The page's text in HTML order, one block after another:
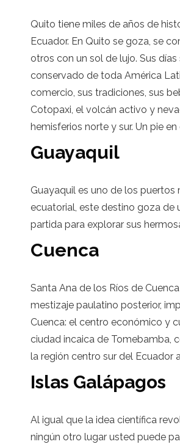
Quito tiene miles de años de
Ecuador. En Quito se goza, se
otros con un sol de lujo. Sus
conservado de toda América
comercio, sus tradiciones, sus
Cotopaxi, el volcán activo y
hemisferios norte y sur. Un pie
Guayaquil
Guayaquil es uno de los
ecuatorial, este destino goza de
partida para explorar sus
Cuenca
Santa Ana de los Ríos de
mestizaje paulatino posterior,
Cuenca: el centro económico y
ciudad incaica de Tomebamba,
la región centro sur del Ecuador
Islas Galápagos
Al igual que la idea científica
ningún otro lugar usted puede